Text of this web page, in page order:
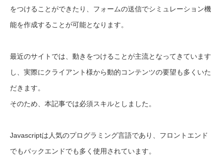
をつけることができたり、フォームの送信でシミュレーション機
能を作成することが可能となります。
最近のサイトでは、動きをつけることが主流となってきています
し、実際にクライアント様から動的コンテンツの要望も多くいた
だきます。
そのため、本記事では必須スキルとしました。
Javascriptは人気のプログラミング言語であり、フロントエンド
でもバックエンドでも多く使用されています。